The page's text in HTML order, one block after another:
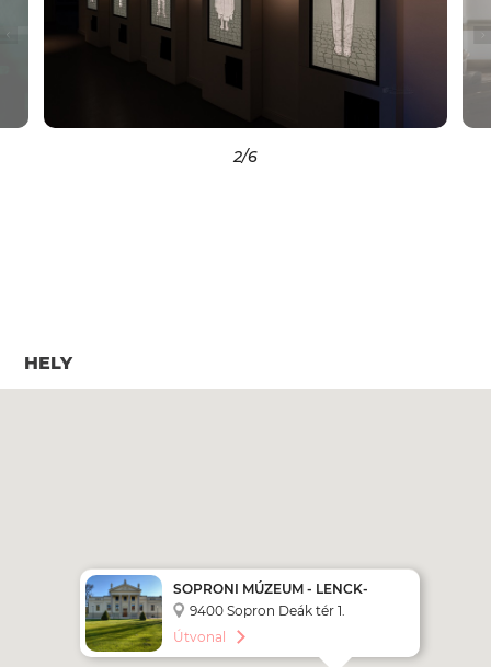
2/6
HELY
SOPRONI MÚZEUM - LENCK-
VILLA
9400 Sopron Deák tér 1.
Útvonal